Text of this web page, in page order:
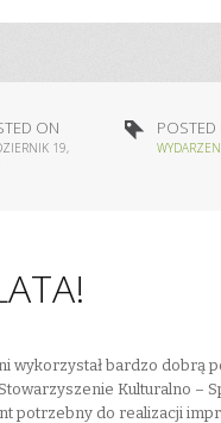
ON
19,
POSTED
wykorzystał bardzo dobrą
Kulturalno –
potrzebny do realizacji